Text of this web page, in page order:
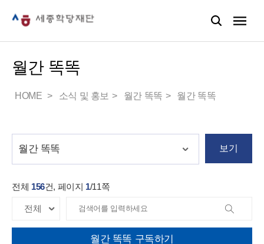
월간 똑똑
HOME 소식 및 홍보 월간 똑똑 월간 똑똑
보기
전체 156건, 페이지 1/11쪽
월간 똑똑 구독하기